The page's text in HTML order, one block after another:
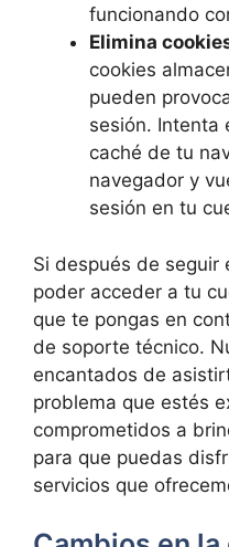
funcionando
Elimina
cookies
pueden
sesión. Intenta
caché​ de tu
navegador y
sesión en tu​
Si después ⁢de seguir
poder acceder⁢ a tu‍
que te pongas​ en‌
de ‌soporte técnico.
encantados de
problema que estés⁤
comprometidos a
para‍ que ‌puedas‌
servicios que